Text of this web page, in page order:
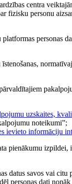
centra
fizisku personu
personas
uzskaites,
noteikumi”;
ievieto informāciju
pienākumu
savos vai
personas dati